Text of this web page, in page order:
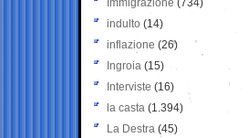
Immigrazione (734)
indulto (14)
inflazione (26)
Ingroia (15)
Interviste (16)
la casta (1.394)
La Destra (45)